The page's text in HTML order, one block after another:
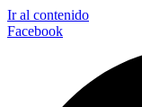
Ir al contenido
Facebook